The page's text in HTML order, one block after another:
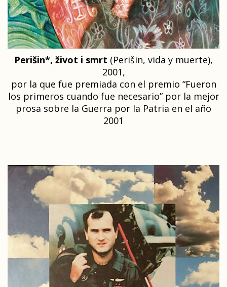
Perišin*, život i smrt (Perišin, vida y muerte),
2001,
por la que fue premiada con el premio “Fueron
los primeros cuando fue necesario” por la mejor
prosa sobre la Guerra por la Patria en el año
2001